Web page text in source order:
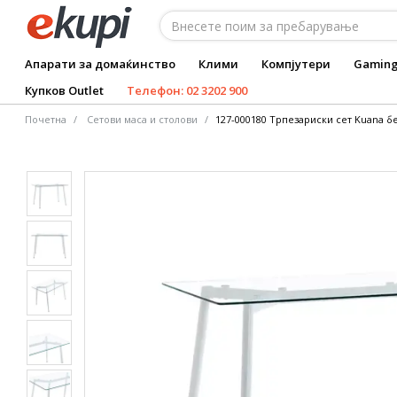
Апарати за домаќинство Клими Компјутери
Купков Outlet
Телефон: 02 3202 900
Почетна Сетови маса и столови 127-000180 Трпезариски сет Kuana